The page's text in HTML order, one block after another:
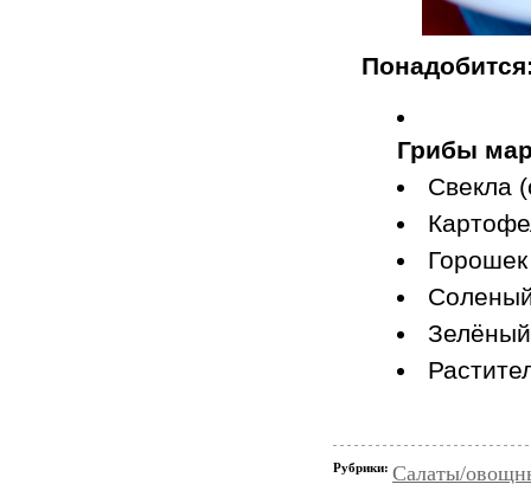
Грибы
Свекла
Горошек
Рубрики: Салаты/